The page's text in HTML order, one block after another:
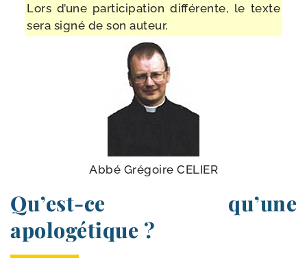
Lors d’une par­ti­ci­pa­tion dif­fé­rente, le texte
sera signé de son auteur.
Abbé Grégoire CELIER
Qu’est-​ce qu’une
apologétique ?